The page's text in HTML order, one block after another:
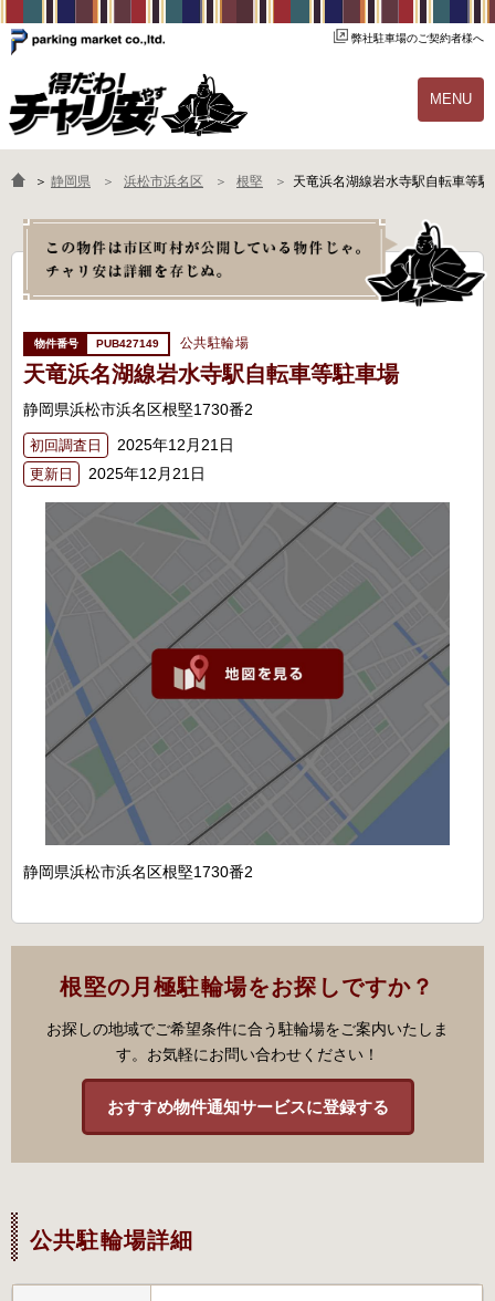
弊社駐車場のご契約者様へ
MENU
物件一覧 ご契約の流れ
よくあるご質問 駐輪場オーナー様へ
＞ 静岡県 浜松市浜名区 根堅 天竜浜名湖線岩水寺駅自転車等駐
PUB427149 公共駐輪場
天竜浜名湖線岩水寺駅自転車等駐車場
静岡県浜松市浜名区根堅1730番2
初回調査日 2025年12月21日
更新日 2025年12月21日
静岡県浜松市浜名区根堅1730番2
根堅の月極駐輪場をお探しですか？
お探しの地域でご希望条件に合う駐輪場をご案内いたしま
す。お気軽にお問い合わせください！
おすすめ物件通知サービスに登録する
公共駐輪場詳細